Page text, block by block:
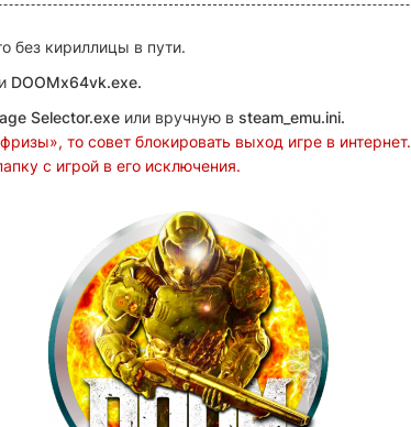
без кириллицы в пути.
DOOMx64vk.exe.
Selector.exe или вручную в steam_emu.ini.
фризы», то совет блокировать выход игре в интернет.
с игрой в его исключения.